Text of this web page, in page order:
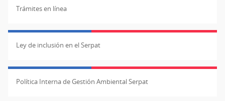
Trámites en línea
Ley de inclusión en el Serpat
Política Interna de Gestión Ambiental Serpat